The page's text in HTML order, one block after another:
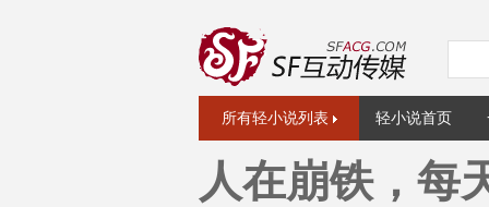
所有轻小说列表
轻小说首页
人在崩铁，每